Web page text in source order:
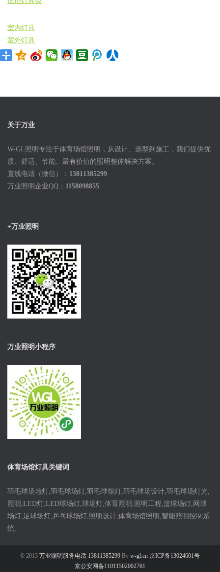
室内灯具
室外灯具
关于万业
W-GL照明专注于体育场馆照明，从设计、选型到施工，我们提供优
质、舒适、节能、最有价值的照明整体解决方案。
直线电话（微信）： 13811385299
万业照明企业QQ： 1158098855
+万业照明
万业照明小程序
体育场馆灯具关键词
羽毛球场地灯,羽毛球场灯,羽毛球馆灯,羽毛球场设计,羽毛球场灯光,
照明,LED灯,LED球场灯,球场灯,体育照明,照明工程,篮球场灯,网球
场灯,足球场灯,乒乓球场灯,照明设计,体育场馆照明,智能照明控制系
统,
© 2013 万业照明服务电话 13811385299 By w-gl.cn 京ICP备13024601号
京公安网备11011502002761